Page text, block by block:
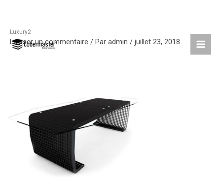
AllerLuxury2
Laisser un commentaire / Par admin / juillet 23, 2018